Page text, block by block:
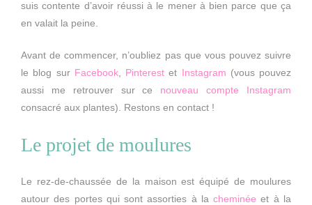
suis contente d’avoir réussi à le mener à bien parce que ça
en valait la peine.
Avant de commencer, n’oubliez pas que vous pouvez suivre
le blog sur Facebook, Pinterest et Instagram (vous pouvez
aussi me retrouver sur ce nouveau compte Instagram
consacré aux plantes). Restons en contact !
Le projet de moulures
Le rez-de-chaussée de la maison est équipé de moulures
autour des portes qui sont assorties à lacheminée et à la